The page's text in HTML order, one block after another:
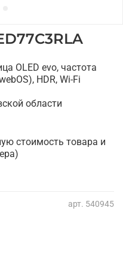
арт. 540945
OLED evo, частота
HDR, Wi-Fi
области
стоимость товара и